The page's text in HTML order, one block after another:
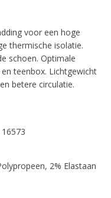
voor een hoge
thermische isolatie.
schoen. Optimale
teenbox. Lichtgewicht
betere circulatie.
2% Elastaan